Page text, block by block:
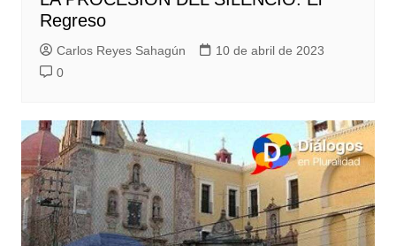
Regreso
Carlos Reyes Sahagún
10 de abril de 2023
0